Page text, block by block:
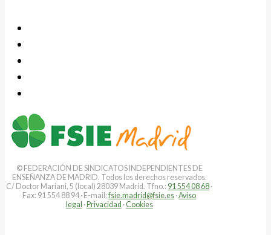
© FEDERACIÓN DE SINDICATOS INDEPENDIENTES DE
ENSEÑANZA DE MADRID. Todos los derechos reservados.
C/ Doctor Mariani, 5 (local) 28039 Madrid. Tfno.: 91 554 08 68 ·
Fax: 91 554 88 94 · E-mail:fsie.madrid@fsie.es ·Aviso
legal ·Privacidad · Cookies